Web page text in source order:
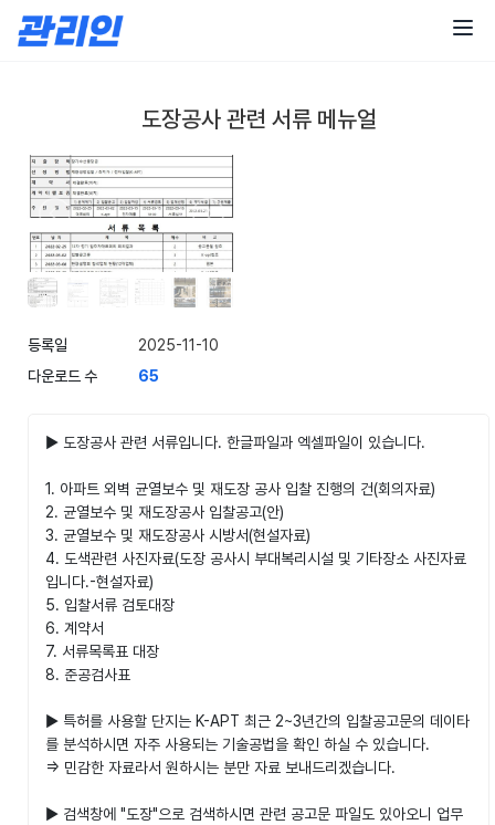
도장공사 관련 서류 메뉴얼
등록일
2025-11-10
다운로드 수
65
▶ 도장공사 관련 서류입니다. 한글파일과 엑셀파일이 있습니다.
1. 아파트 외벽 균열보수 및 재도장 공사 입찰 진행의 건(회의자료)
2. 균열보수 및 재도장공사 입찰공고(안)
3. 균열보수 및 재도장공사 시방서(현설자료)
4. 도색관련 사진자료(도장 공사시 부대복리시설 및 기타장소 사진자료
입니다.-현설자료)
5. 입찰서류 검토대장
6. 계약서
7. 서류목록표 대장
8. 준공검사표
▶ 특허를 사용할 단지는 K-APT 최근 2~3년간의 입찰공고문의 데이타
를 분석하시면 자주 사용되는 기술공법을 확인 하실 수 있습니다.
=> 민감한 자료라서 원하시는 분만 자료 보내드리겠습니다.
▶ 검색창에 "도장"으로 검색하시면 관련 공고문 파일도 있아오니 업무